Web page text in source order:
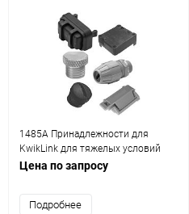
1485A Принадлежности для
KwikLink для тяжелых условий
эксплуатации
Цена по запросу
Подробнее